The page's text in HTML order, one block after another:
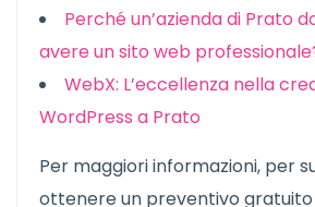
Perché un’azienda di Prato
avere un sito web
WebX: L’eccellenza nella
WordPress a Prato
Per maggiori informazioni, per
ottenere un preventivo